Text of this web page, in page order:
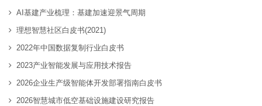
AI基建产业梳理：基建加速迎景气周期
理想智慧社区白皮书(2021)
2022年中国数据复制行业白皮书
2023产业智能发展与应用技术报告
2026企业生产级智能体开发部署指南白皮书
2026智慧城市低空基础设施建设研究报告